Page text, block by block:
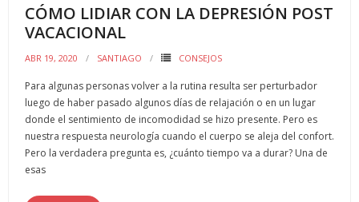
CÓMO LIDIAR CON LA DEPRESIÓN POST
VACACIONAL
ABR 19, 2020 SANTIAGO CONSEJOS
Para algunas personas volver a la rutina resulta ser perturbador
luego de haber pasado algunos días de relajación o en un lugar
donde el sentimiento de incomodidad se hizo presente. Pero es
nuestra respuesta neurología cuando el cuerpo se aleja del confort.
Pero la verdadera pregunta es, ¿cuánto tiempo va a durar? Una de
esas